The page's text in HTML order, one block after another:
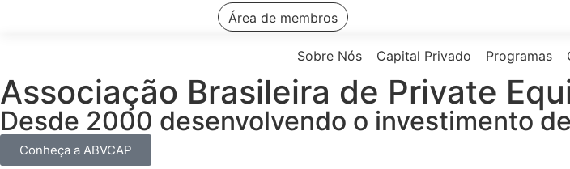
Área de membros
Sobre Nós Capital Privado Programas
Associação Brasileira de Private
Desde 2000 desenvolvendo o investimento
Conheça a ABVCAP